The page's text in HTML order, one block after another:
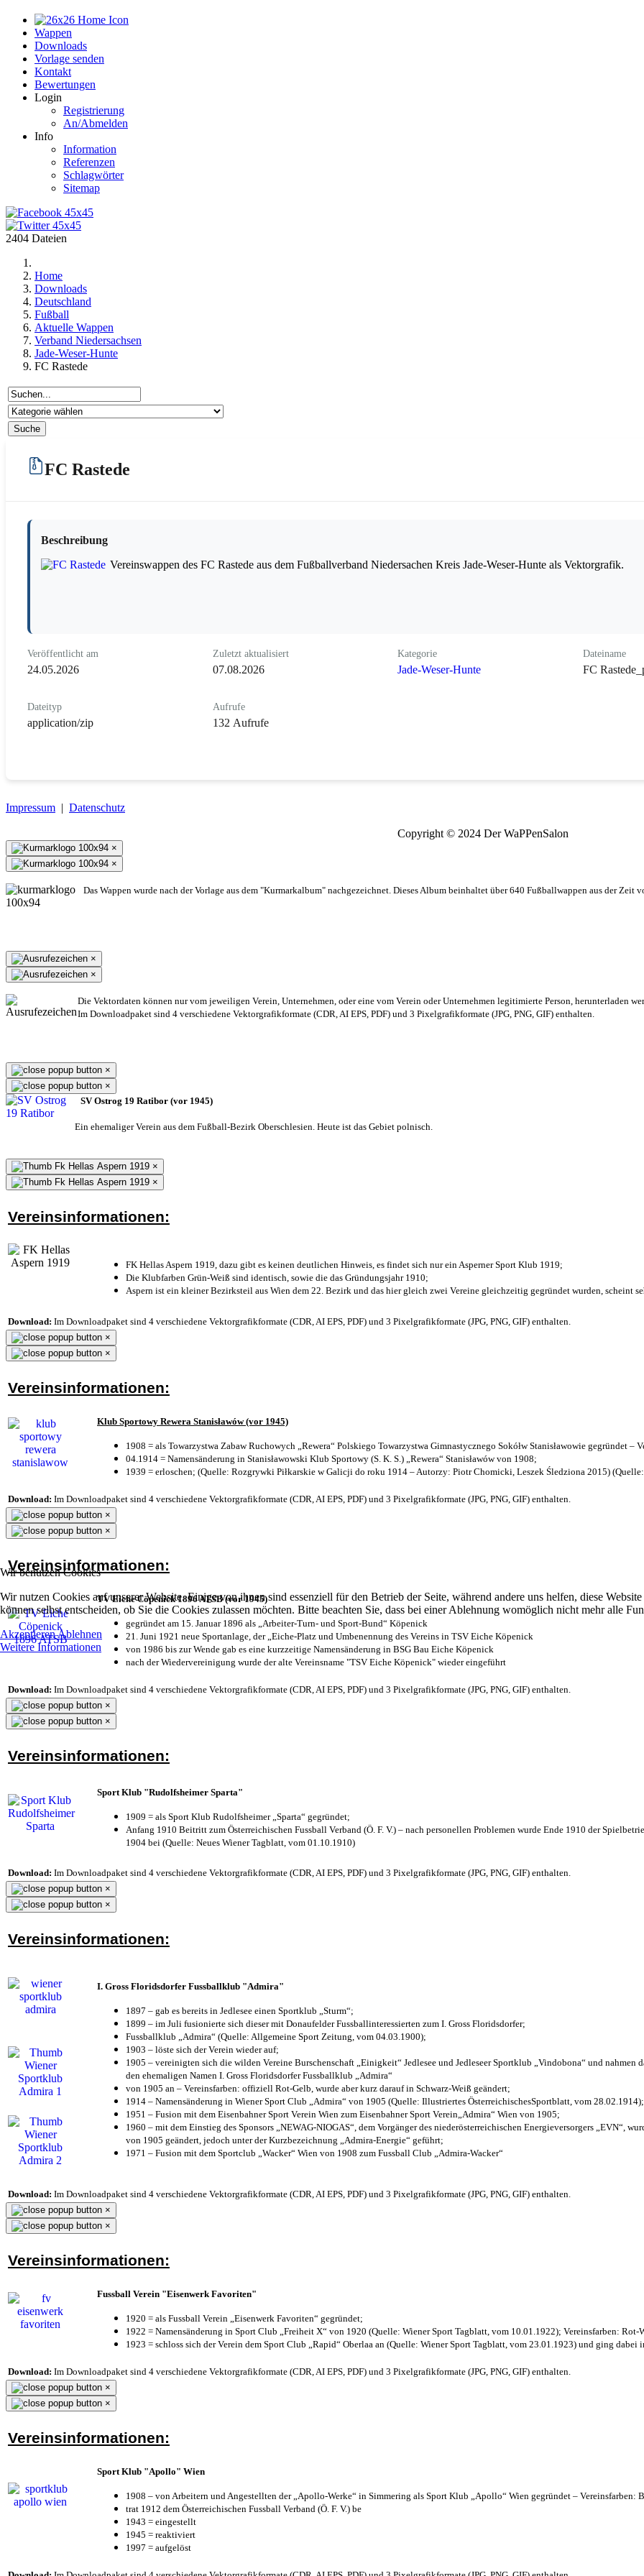
Wappen
Downloads
Vorlage senden
Kontakt
Bewertungen
Login
Registrierung
An/Abmelden
Info
Information
Referenzen
Schlagwörter
Sitemap
2404 Dateien
Home
Downloads
Deutschland
Fußball
Aktuelle Wappen
Verband Niedersachsen
Jade-Weser-Hunte
FC Rastede
FC Rastede
Beschreibung
Vereinswappen des FC Rastede aus dem Fußballverband Niedersachen Kreis Jade-Weser-Hunte als Vektorgrafik.
Veröffentlicht am
24.05.2026
Zuletzt aktualisiert
07.08.2026
Kategorie
Jade-Weser-Hunte
Dateiname
FC
Dateityp
application/zip
Aufrufe
132 Aufrufe
Impressum | Datenschutz
Copyright © 2024 Der WaPPenSalon
Wir benutzen Cookies
Wir nutzen Cookies auf unserer Website. Einige von ihnen sind essenziell für den Betrieb der Seite, während andere uns helfen, diese
können selbst entscheiden, ob Sie die Cookies zulassen möchten. Bitte beachten Sie, dass bei einer Ablehnung womöglich nicht mehr alle
AkzeptierenAblehnen
Weitere Informationen
×
×
Das Wappen wurde nach der Vorlage aus dem "Kurmarkalbum" nachgezeichnet. Dieses Album beinhaltet über 640 Fußballwappen aus der Zeit
×
×
Die Vektordaten können nur vom jeweiligen Verein, Unternehmen, oder eine vom Verein oder Unternehmen legitimierte Person, herunterladen
Im Downloadpaket sind 4 verschiedene Vektorgrafikformate (CDR, AI EPS, PDF) und 3 Pixelgrafikformate (JPG, PNG, GIF) enthalten.
×
×
SV Ostrog 19 Ratibor (vor 1945)
Ein ehemaliger Verein aus dem Fußball-Bezirk Oberschlesien. Heute ist das Gebiet polnisch.
×
×
Vereinsinformationen:
FK Hellas Aspern 1919, dazu gibt es keinen deutlichen Hinweis, es findet sich nur ein Asperner Sport Klub 1919;
Die Klubfarben Grün-Weiß sind identisch, sowie die das Gründungsjahr 1910;
Aspern ist ein kleiner Bezirksteil aus Wien dem 22. Bezirk und das hier gleich zwei Vereine gleichzeitig gegründet wurden, scheint
Download: Im Downloadpaket sind 4 verschiedene Vektorgrafikformate (CDR, AI EPS, PDF) und 3 Pixelgrafikformate (JPG, PNG, GIF) enthalten.
×
×
Vereinsinformationen:
Klub Sportowy Rewera Stanisławów (vor 1945)
1908 = als Towarzystwa Zabaw Ruchowych „Rewera“ Polskiego Towarzystwa Gimnastycznego Sokółw Stanisławowie gegründet –
04.1914 = Namensänderung in Stanisławowski Klub Sportowy (S. K. S.) „Rewera“ Stanisławów von 1908;
1939 = erloschen; (Quelle: Rozgrywki Piłkarskie w Galicji do roku 1914 – Autorzy: Piotr Chomicki, Leszek Śledziona 2015) (Quelle:
Download: Im Downloadpaket sind 4 verschiedene Vektorgrafikformate (CDR, AI EPS, PDF) und 3 Pixelgrafikformate (JPG, PNG, GIF) enthalten.
×
×
Vereinsinformationen:
TV Eiche Cöpenick 1896 ATSB (vor 1945)
gegründet am 15. Januar 1896 als „Arbeiter-Turn- und Sport-Bund“ Köpenick
21. Juni 1921 neue Sportanlage, der „Eiche-Platz und Umbenennung des Vereins in TSV Eiche Köpenick
von 1986 bis zur Wende gab es eine kurzzeitige Namensänderung in BSG Bau Eiche Köpenick
nach der Wiedervereinigung wurde der alte Vereinsname "TSV Eiche Köpenick" wieder eingeführt
Download: Im Downloadpaket sind 4 verschiedene Vektorgrafikformate (CDR, AI EPS, PDF) und 3 Pixelgrafikformate (JPG, PNG, GIF) enthalten.
×
×
Vereinsinformationen:
Sport Klub "Rudolfsheimer Sparta"
1909 = als Sport Klub Rudolfsheimer „Sparta“ gegründet;
Anfang 1910 Beitritt zum Österreichischen Fussball Verband (Ö. F. V.) – nach personellen Problemen wurde Ende 1910 der
1904 bei (Quelle: Neues Wiener Tagblatt, vom 01.10.1910)
Download: Im Downloadpaket sind 4 verschiedene Vektorgrafikformate (CDR, AI EPS, PDF) und 3 Pixelgrafikformate (JPG, PNG, GIF) enthalten.
×
×
Vereinsinformationen:
I. Gross Floridsdorfer Fussballklub "Admira"
1897 – gab es bereits in Jedlesee einen Sportklub „Sturm“;
1899 – im Juli fusionierte sich dieser mit Donaufelder Fussballinteressierten zum I. Gross Floridsdorfer;
Fussballklub „Admira“ (Quelle: Allgemeine Sport Zeitung, vom 04.03.1900);
1903 – löste sich der Verein wieder auf;
1905 – vereinigten sich die wilden Vereine Burschenschaft „Einigkeit“ Jedlesee und Jedleseer Sportklub „Vindobona“ und nahmen
den ehemaligen Namen I. Gross Floridsdorfer Fussballklub „Admira“
von 1905 an – Vereinsfarben: offiziell Rot-Gelb, wurde aber kurz darauf in Schwarz-Weiß geändert;
1914 – Namensänderung in Wiener Sport Club „Admira“ von 1905 (Quelle: Illustriertes ÖsterreichischesSportblatt, vom 28.02.1914);
1951 – Fusion mit dem Eisenbahner Sport Verein Wien zum Eisenbahner Sport Verein„Admira“ Wien von 1905;
1960 – mit dem Einstieg des Sponsors „NEWAG-NIOGAS“, dem Vorgänger des niederösterreichischen Energieversorgers „EVN“,
von 1905 geändert, jedoch unter der Kurzbezeichnung „Admira-Energie“ geführt;
1971 – Fusion mit dem Sportclub „Wacker“ Wien von 1908 zum Fussball Club „Admira-Wacker“
Download: Im Downloadpaket sind 4 verschiedene Vektorgrafikformate (CDR, AI EPS, PDF) und 3 Pixelgrafikformate (JPG, PNG, GIF) enthalten.
×
×
Vereinsinformationen:
Fussball Verein "Eisenwerk Favoriten"
1920 = als Fussball Verein „Eisenwerk Favoriten“ gegründet;
1922 = Namensänderung in Sport Club „Freiheit X“ von 1920 (Quelle: Wiener Sport Tagblatt, vom 10.01.1922); Vereinsfarben: Rot-
1923 = schloss sich der Verein dem Sport Club „Rapid“ Oberlaa an (Quelle: Wiener Sport Tagblatt, vom 23.01.1923) und ging dabei
Download: Im Downloadpaket sind 4 verschiedene Vektorgrafikformate (CDR, AI EPS, PDF) und 3 Pixelgrafikformate (JPG, PNG, GIF) enthalten.
×
×
Vereinsinformationen:
Sport Klub "Apollo" Wien
1908 – von Arbeitern und Angestellten der „Apollo-Werke“ in Simmering als Sport Klub „Apollo“ Wien gegründet – Vereinsfarben:
trat 1912 dem Österreichischen Fussball Verband (Ö. F. V.) be
1943 = eingestellt
1945 = reaktiviert
1997 = aufgelöst